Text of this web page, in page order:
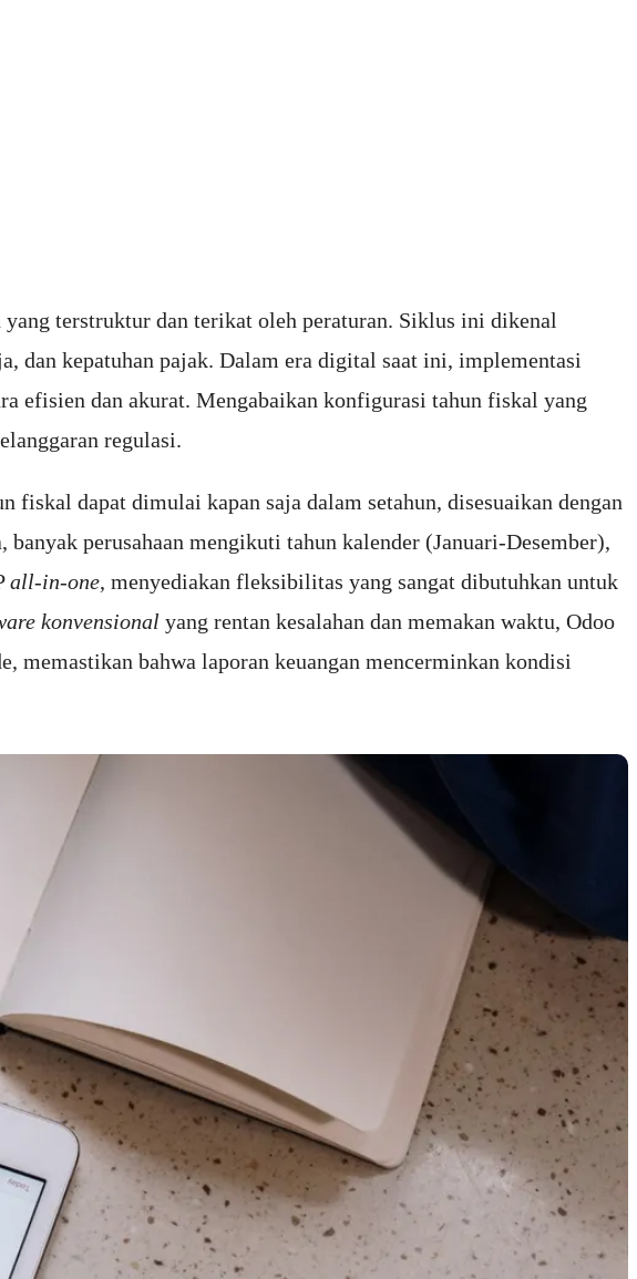
terstruktur dan terikat oleh peraturan. Siklus ini dikenal
dan kepatuhan pajak. Dalam era digital saat ini, implementasi
efisien dan akurat. Mengabaikan konfigurasi tahun fiskal yang
regulasi.
fiskal dapat dimulai kapan saja dalam setahun, disesuaikan dengan
perusahaan mengikuti tahun kalender (Januari-Desember),
all-in-one, menyediakan fleksibilitas yang sangat dibutuhkan untuk
konvensional yang rentan kesalahan dan memakan waktu, Odoo
memastikan bahwa laporan keuangan mencerminkan kondisi